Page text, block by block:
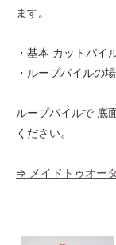
ます。
・基本 カットパイ
・ループパイルの
ループパイルで 底
ください。
⇒ メイドトゥオー